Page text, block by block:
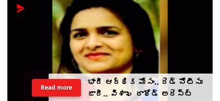
భారీ ఆర్థిక మోసం.. రెడ్ నోటీసు
జారీ.. విశాఖ రాథోడ్‌‌ అరెస్ట్
Read more